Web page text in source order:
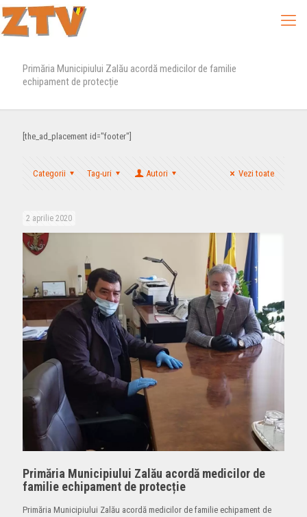
Primăria Municipiului Zalău acordă medicilor de familie
echipament de protecție
[the_ad_placement id="footer"]
Categorii Tag-uri Autori Vezi toate
2 aprilie 2020
Primăria Municipiului Zalău acordă medicilor de
familie echipament de protecție
Primăria Municipiului Zalău acordă medicilor de familie echipament de